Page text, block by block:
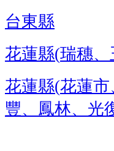
台東縣
花蓮縣(瑞穗
花蓮縣(花蓮
豐、鳳林、光